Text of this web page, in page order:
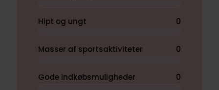
Hipt og ungt 0
Masser af sportsaktiviteter 0
Gode indkøbsmuligheder 0